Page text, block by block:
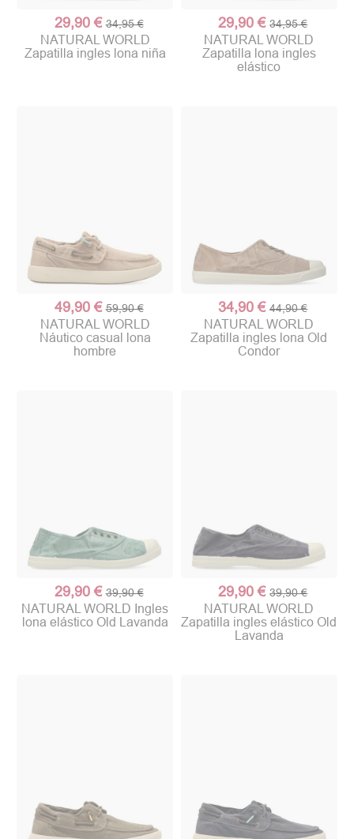
29,90 € 34,95 €
NATURAL WORLD
Zapatilla ingles lona niña
29,90 € 34,95 €
NATURAL WORLD
Zapatilla lona ingles
elástico
49,90 € 59,90 €
NATURAL WORLD
Náutico casual lona
hombre
34,90 € 44,90 €
NATURAL WORLD
Zapatilla ingles lona Old
Condor
29,90 € 39,90 €
NATURAL WORLD Ingles
lona elástico Old Lavanda
29,90 € 39,90 €
NATURAL WORLD
Zapatilla ingles elástico Old
Lavanda